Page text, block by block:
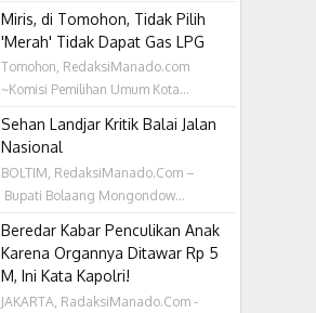
Miris, di Tomohon, Tidak Pilih
'Merah' Tidak Dapat Gas LPG
Tomohon, RedaksiManado.com
~Komisi Pemilihan Umum Kota...
Sehan Landjar Kritik Balai Jalan
Nasional
BOLTIM, RedaksiManado.Com –
Bupati Bolaang Mongondow...
Beredar Kabar Penculikan Anak
Karena Organnya Ditawar Rp 5
M, Ini Kata Kapolri!
JAKARTA, RadaksiManado.Com -